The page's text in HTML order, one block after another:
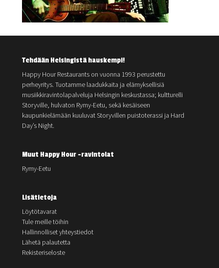
Tehdään Helsingistä hauskempi!
Happy Hour Restaurants on vuonna 1993 perustettu
perheyritys. Tuotamme laadukkaita ja elämyksellisiä
musiikkiravintolapalveluja Helsingin keskustassa; kultturelli
Storyville, hulvaton Rymy-Eetu, sekä kesäiseen
kaupunkielämään kuuluvat Storyvillen puistoterassi ja Hard
Day’s Night.
Muut Happy Hour -ravintolat
Rymy-Eetu
Lisätietoja
Löytötavarat
Tule meille töihin
Hallinnolliset yhteystiedot
Lähetä palautetta
Rekisteriseloste